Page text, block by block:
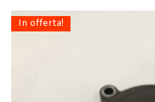
In offerta!